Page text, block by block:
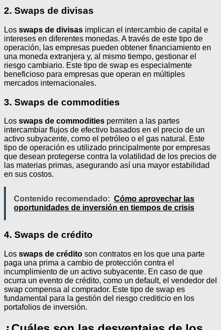
2. Swaps de divisas
Los swaps de divisas implican el intercambio de capital e
intereses en diferentes monedas. A través de este tipo de
operación, las empresas pueden obtener financiamiento en
una moneda extranjera y, al mismo tiempo, gestionar el
riesgo cambiario. Este tipo de swap es especialmente
beneficioso para empresas que operan en múltiples
mercados internacionales.
3. Swaps de commodities
Los swaps de commodities permiten a las partes
intercambiar flujos de efectivo basados en el precio de un
activo subyacente, como el petróleo o el gas natural. Este
tipo de operación es utilizado principalmente por empresas
que desean protegerse contra la volatilidad de los precios de
las materias primas, asegurando así una mayor estabilidad
en sus costos.
Contenido recomendado: Cómo aprovechar las
oportunidades de inversión en tiempos de crisis
4. Swaps de crédito
Los swaps de crédito son contratos en los que una parte
paga una prima a cambio de protección contra el
incumplimiento de un activo subyacente. En caso de que
ocurra un evento de crédito, como un default, el vendedor del
swap compensa al comprador. Este tipo de swap es
fundamental para la gestión del riesgo crediticio en los
portafolios de inversión.